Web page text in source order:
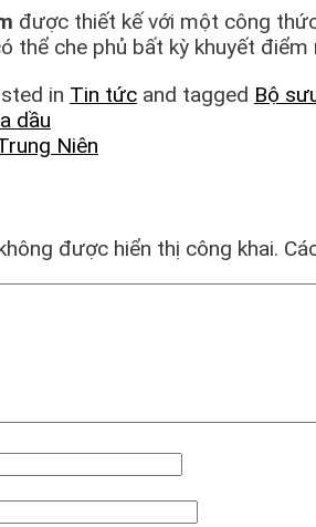
được thiết kế với một công
thể che phủ bất kỳ khuyết
in Tin tức and tagged Bộ
dầu
Niên
được hiển thị công khai.